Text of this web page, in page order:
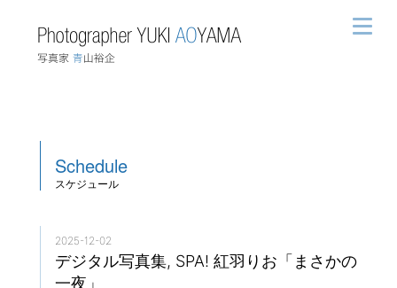
Schedule
スケジュール
2025-12-02
デジタル写真集, SPA! 紅羽りお「まさかの
一夜」